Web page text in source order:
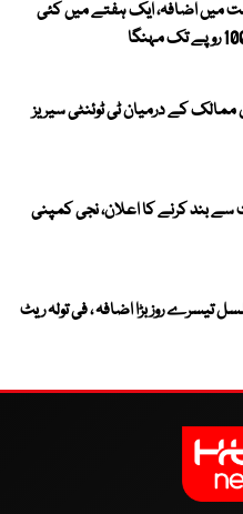
میں اضافہ، ایک ہفتے میں کئی
میزبان ممالک کے درمیان ٹی ٹوئنٹی سیریز
سروس 11 اگست سے بند کرنے کا اعلان، نجی کمپنی
روز بڑا اضافہ ، فی تولہ ریٹ